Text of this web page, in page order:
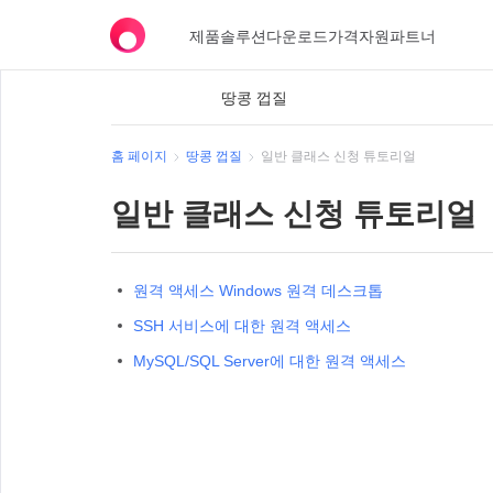
제품솔루션다운로드가격자원파트너
땅콩 껍질
홈 페이지 땅콩 껍질 일반 클래스 신청 튜토리얼
일반 클래스 신청 튜토리얼
원격 액세스 Windows 원격 데스크톱
SSH 서비스에 대한 원격 액세스
MySQL/SQL Server에 대한 원격 액세스